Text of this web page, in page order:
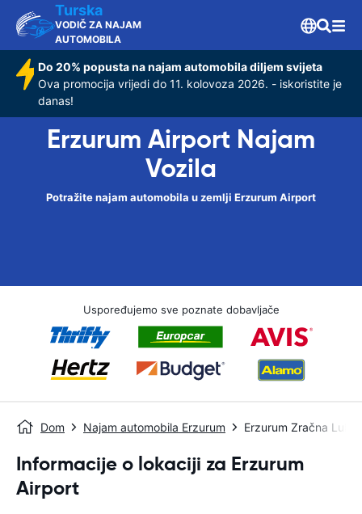
Turska
VODIČ ZA NAJAM
AUTOMOBILA
Do 20% popusta na najam automobila diljem svijeta
Ova promocija vrijedi do 11. kolovoza 2026. - iskoristite je
danas!
Erzurum Airport Najam
Vozila
Potražite najam automobila u zemlji Erzurum Airport
Uspoređujemo sve poznate dobavljače
Dom Najam automobila Erzurum Erzurum Zračna Luka
Informacije o lokaciji za Erzurum
Airport